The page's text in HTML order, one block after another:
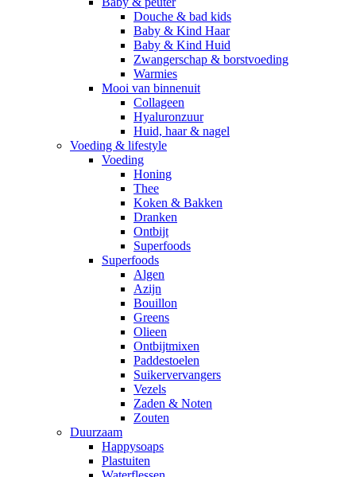
Douche & bad kids
Baby & Kind Haar
Baby & Kind Huid
Zwangerschap & borstvoeding
Warmies
Mooi van binnenuit
Collageen
Hyaluronzuur
Huid, haar & nagel
Voeding & lifestyle
Voeding
Honing
Thee
Koken & Bakken
Dranken
Ontbijt
Superfoods
Superfoods
Algen
Azijn
Bouillon
Greens
Olieen
Ontbijtmixen
Paddestoelen
Suikervervangers
Vezels
Zaden & Noten
Zouten
Duurzaam
Happysoaps
Plastuiten